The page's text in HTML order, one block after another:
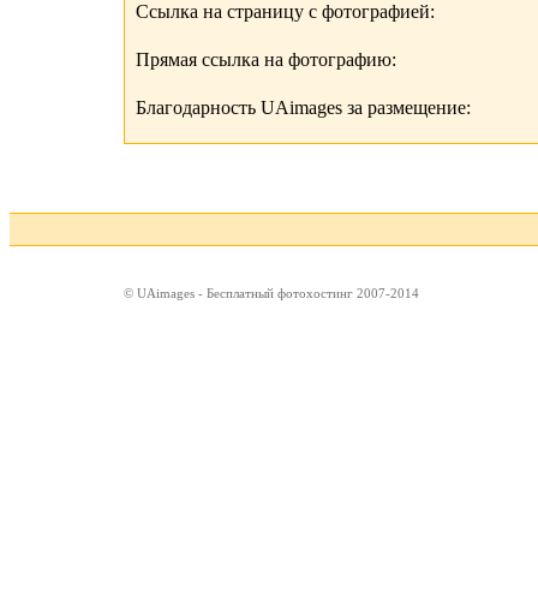
Ссылка на страницу с фотографией:
Прямая ссылка на фотографию:
Благодарность UAimages за размещение:
© UAimages - Бесплатный фотохостинг 2007-2014